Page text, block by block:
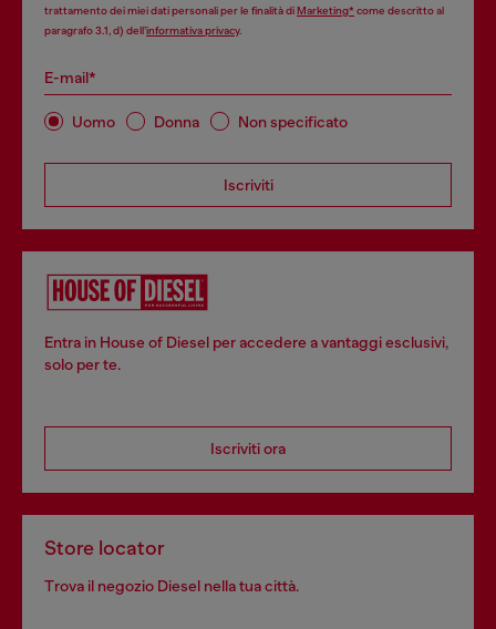
trattamento dei miei dati personali per le finalità diMarketing*come descritto al
paragrafo 3.1, d) dell’informativa privacy.
E-mail*
Uomo Donna Non specificato
Iscriviti
Entra in House of Diesel per accedere a vantaggi esclusivi,
solo per te.
Iscriviti ora
Store locator
Trova il negozio Diesel nella tua città.